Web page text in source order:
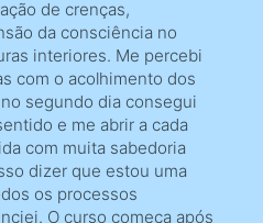
de crenças,
da consciência no
interiores. Me percebi
com o acolhimento dos
segundo dia consegui
e me abrir a cada
com muita sabedoria
dizer que estou uma
os processos
O curso começa após